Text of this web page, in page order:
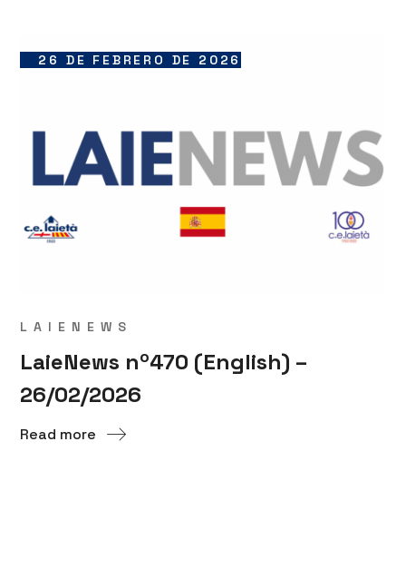
26 DE FEBRERO DE 2026
LAIENEWS
LaieNews nº470 (English) –
26/02/2026
Read more